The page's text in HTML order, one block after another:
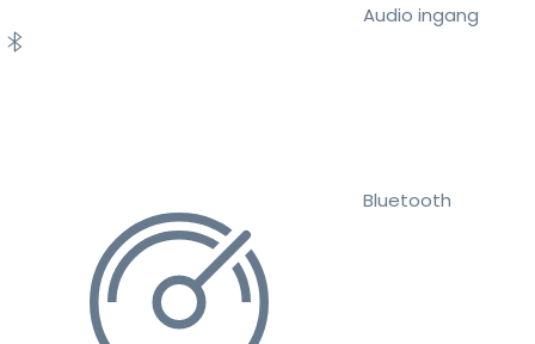
Audio ingang
Bluetooth